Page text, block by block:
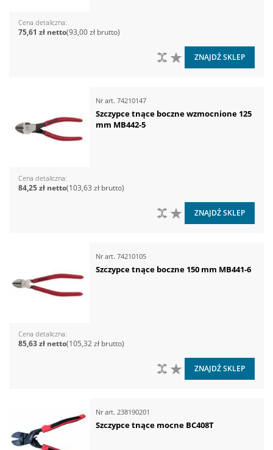
Cena detaliczna
93,00 zł
75,61 zł
DO LISTY ŻYCZEŃ
DO PORÓWNANIA
ZNAJDŹ SKLEP
Nr art. 74210147
Szczypce tnące boczne wzmocnione 125
mm MB442-5
Cena detaliczna
103,63 zł
84,25 zł
DO LISTY ŻYCZEŃ
DO PORÓWNANIA
ZNAJDŹ SKLEP
Nr art. 74210105
Szczypce tnące boczne 150 mm MB441-6
Cena detaliczna
105,32 zł
85,63 zł
DO LISTY ŻYCZEŃ
DO PORÓWNANIA
ZNAJDŹ SKLEP
Nr art. 238190201
Szczypce tnące mocne BC408T